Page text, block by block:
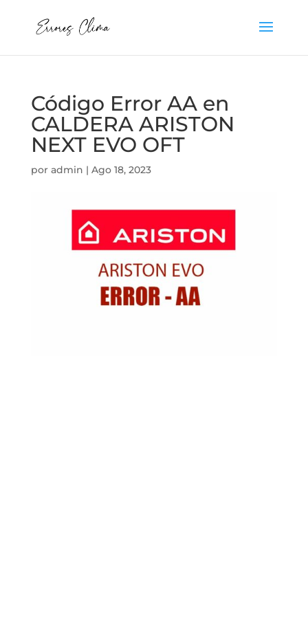
Código Error AA en
CALDERA ARISTON
NEXT EVO OFT
por admin | Ago 18, 2023